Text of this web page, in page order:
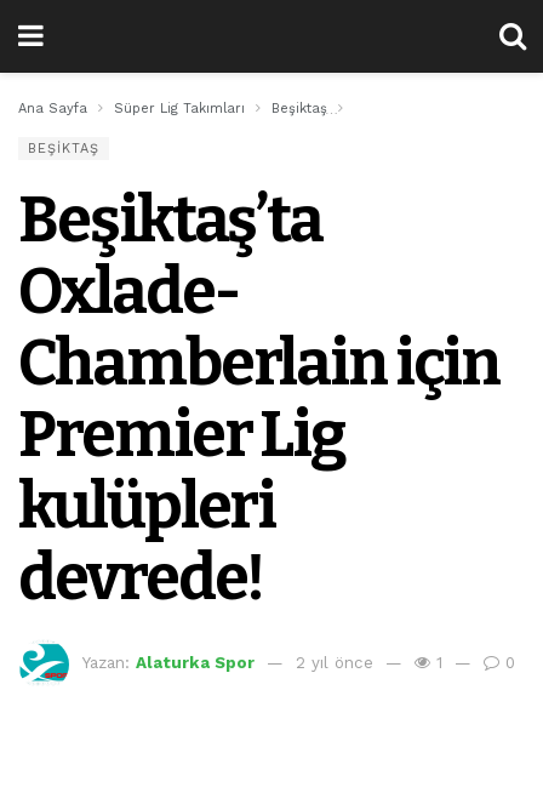
Ana Sayfa Süper Lig Takımları Beşiktaş
BEŞIKTAŞ
Beşiktaş’ta
Oxlade-
Chamberlain için
Premier Lig
kulüpleri
devrede!
Yazan: Alaturka Spor 2 yıl önce 1 0